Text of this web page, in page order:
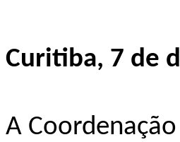
Curitiba, 7 de
A